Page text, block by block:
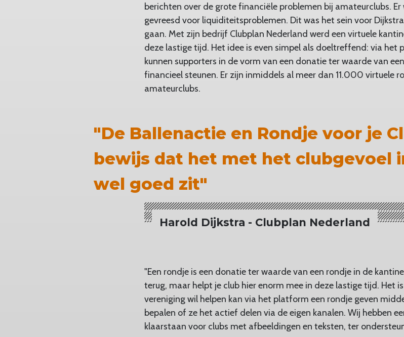
berichten over de grote financiële problemen bij amateurclubs.
gevreesd voor liquiditeitsproblemen. Dit was het sein voor
gaan. Met zijn bedrijf Clubplan Nederland werd een virtuele
deze lastige tijd. Het idee is even simpel als doeltreffend: via het
kunnen supporters in de vorm van een donatie ter waarde van
financieel steunen. Er zijn inmiddels al meer dan 11.000 virtuele
amateurclubs.
"De Ballenactie en Rondje voor je
bewijs dat het met het clubgevoel
wel goed zit"
Harold Dijkstra - Clubplan Nederland
"Een rondje is een donatie ter waarde van een rondje in de
terug, maar helpt je club hier enorm mee in deze lastige tijd. Het
vereniging wil helpen kan via het platform een rondje geven
bepalen of ze het actief delen via de eigen kanalen. Wij hebben
klaarstaan voor clubs met afbeeldingen en teksten, ter